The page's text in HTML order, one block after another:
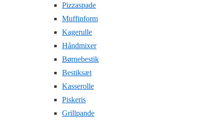
Pizzaspade
Muffinform
Kagerulle
Håndmixer
Børnebestik
Bestiksæt
Kasserolle
Piskeris
Grillpande